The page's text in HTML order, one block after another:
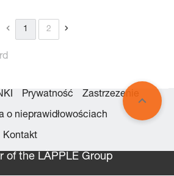
1 2
Prywatność Zastrzezenie
o nieprawidłowościach
Kontakt
of the LÄPPLE Group